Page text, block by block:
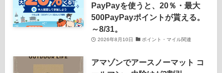
PayPayを使うと、20％・最大
500PayPayポイントが貰える。
～8/31。
2026年8月10日 ポイント・マイル関連
アマゾンでアースノーマット コ